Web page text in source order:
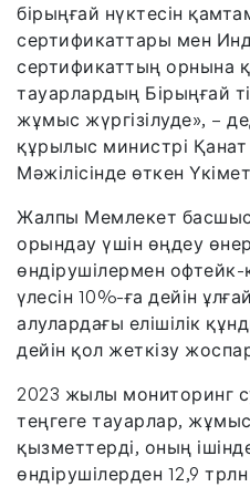
бірыңғай нүктесін
сертификаттары мен
сертификаттың орнына
тауарлардың Бірыңғай
жұмыс жүргізілуде», –
құрылыс министрі
Мәжілісінде өткен
Жалпы Мемлекет
орындау үшін өңдеу
өндірушілермен
үлесін 10%-ға дейін
алулардағы елішілік
дейін қол жеткізу
2023 жылы мониторинг
теңгеге тауарлар,
қызметтерді, оның
өндірушілерден 12,9